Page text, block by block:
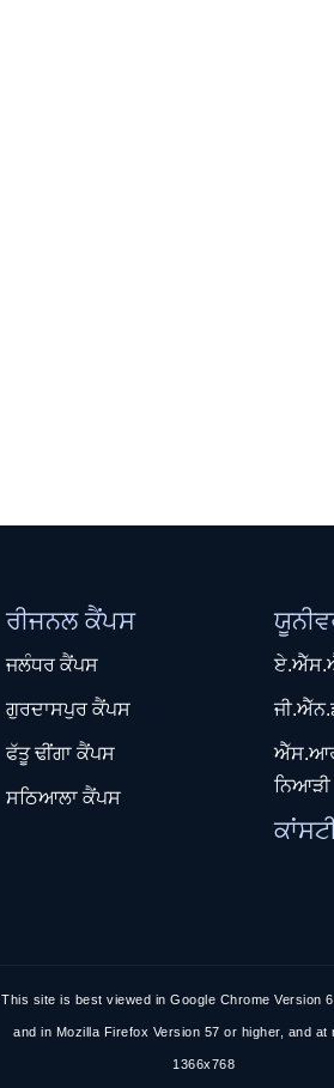
ਰੀਜਨਲ ਕੈਂਪਸ
ਜਲੰਧਰ ਕੈਂਪਸ
ਗੁਰਦਾਸਪੁਰ ਕੈਂਪਸ
ਫੱਤੂ ਢੀਂਗਾ ਕੈਂਪਸ
ਸਠਿਆਲਾ ਕੈਂਪਸ
ਨਿਆੜੀ
This site is best viewed in Google Chrome Version
and in Mozilla Firefox Version 57 or higher, and at
1366x768